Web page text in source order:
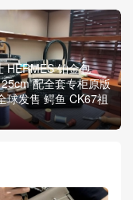
HERMES 铂金包
配全套专柜原版
球发售 鳄鱼 CK67祖